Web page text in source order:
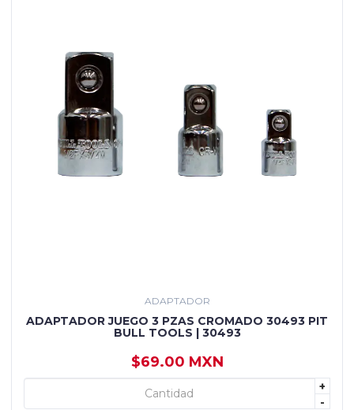
ADAPTADOR
ADAPTADOR JUEGO 3 PZAS CROMADO 30493 PIT
BULL TOOLS | 30493
$69.00 MXN
+
-
+ AGREGAR